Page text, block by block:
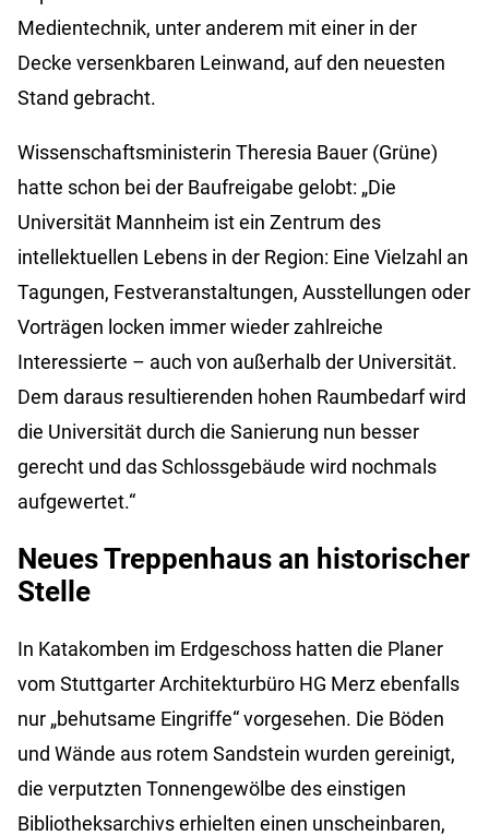
Medientechnik, unter anderem mit einer in der
Decke versenkbaren Leinwand, auf den neuesten
Stand gebracht.
Wissenschaftsministerin Theresia Bauer (Grüne)
hatte schon bei der Baufreigabe gelobt: „Die
Universität Mannheim ist ein Zentrum des
intellektuellen Lebens in der Region: Eine Vielzahl an
Tagungen, Festveranstaltungen, Ausstellungen oder
Vorträgen locken immer wieder zahlreiche
Interessierte – auch von außerhalb der Universität.
Dem daraus resultierenden hohen Raumbedarf wird
die Universität durch die Sanierung nun besser
gerecht und das Schlossgebäude wird nochmals
aufgewertet.“
Neues Treppenhaus an historischer
Stelle
In Katakomben im Erdgeschoss hatten die Planer
vom Stuttgarter Architekturbüro HG Merz ebenfalls
nur „behutsame Eingriffe“ vorgesehen. Die Böden
und Wände aus rotem Sandstein wurden gereinigt,
die verputzten Tonnengewölbe des einstigen
Bibliotheksarchivs erhielten einen unscheinbaren,